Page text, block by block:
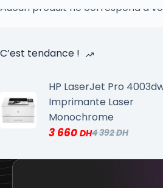
Aucun produit ne correspond à
C’est tendance !
HP LaserJet Pro
Imprimante Laser
Monochrome
4 392
3 660